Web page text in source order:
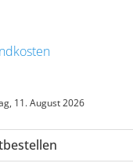
11. August 2026